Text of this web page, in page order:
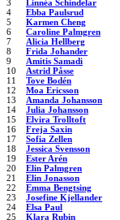
3
Linnéa Schindelar
4
Ebba Paulsrud
5
Karmen Cheng
6
Caroline Palmgren
7
Alicia Hellberg
8
Frida Johander
9
Amitis Samadi
10
Astrid Påsse
11
Tove Bodén
12
Moa Ericsson
13
Amanda Johansson
14
Julia Johansson
15
Elvira Trolltoft
16
Freja Saxin
17
Sofia Zellen
18
Jessica Svensson
19
Ester Arén
20
Elin Palmgren
21
Elin Jonasson
22
Emma Bengtsing
23
Josefine Kjellander
24
Elsa Paul
25
Klara Rubin